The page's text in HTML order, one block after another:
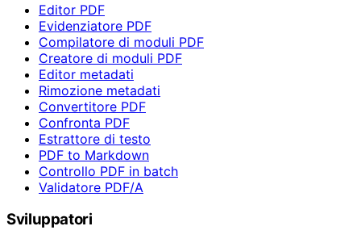
Editor PDF
Evidenziatore PDF
Compilatore di moduli PDF
Creatore di moduli PDF
Editor metadati
Rimozione metadati
Convertitore PDF
Confronta PDF
Estrattore di testo
PDF to Markdown
Controllo PDF in batch
Validatore PDF/A
Sviluppatori